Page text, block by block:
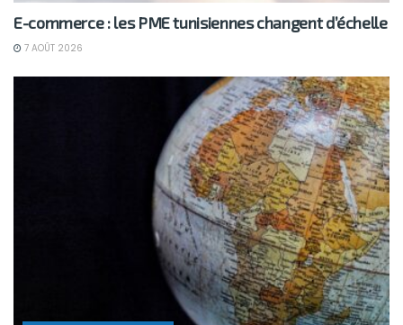
E-commerce : les PME tunisiennes changent d’échelle
7 AOÛT 2026